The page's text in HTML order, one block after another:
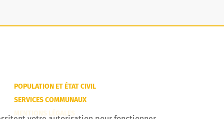
POPULATION ET ÉTAT CIVIL
SERVICES COMMUNAUX
MENTIONS LÉGALES